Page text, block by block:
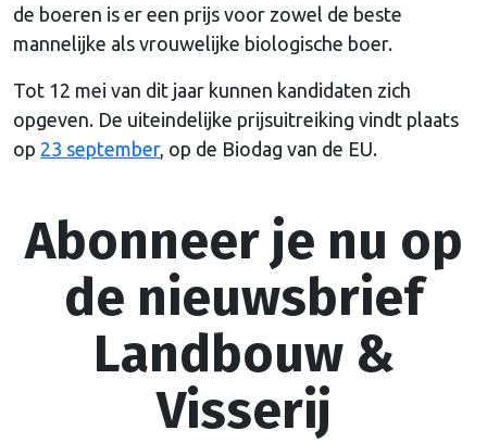
de boeren is er een prijs voor zowel de beste
mannelijke als vrouwelijke biologische boer.
Tot 12 mei van dit jaar kunnen kandidaten zich
opgeven. De uiteindelijke prijsuitreiking vindt plaats
op 23 september, op de Biodag van de EU.
Abonneer je nu op
de nieuwsbrief
Landbouw &
Visserij